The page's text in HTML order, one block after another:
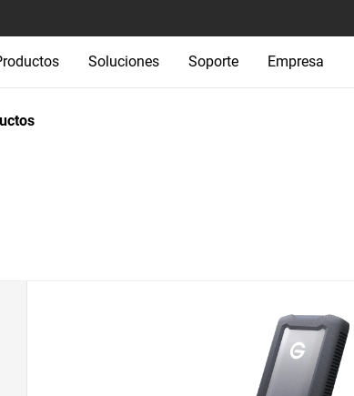
Soluciones Soporte Empresa